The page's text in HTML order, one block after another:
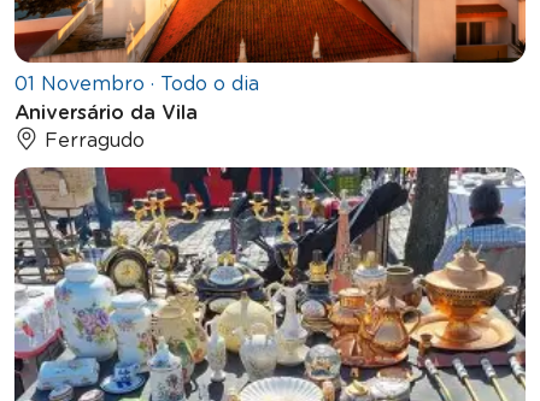
01 Novembro · Todo o dia
Aniversário da Vila
Ferragudo